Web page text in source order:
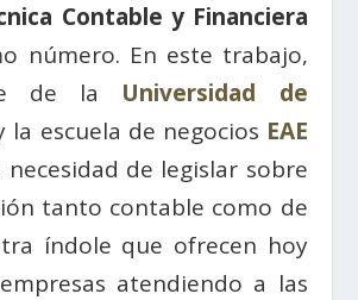
Contable y Financiera
número. En este trabajo,
de la Universidad de
la escuela de negocios EAE
necesidad de legislar sobre
tanto contable como de
índole que ofrecen hoy
atendiendo a las